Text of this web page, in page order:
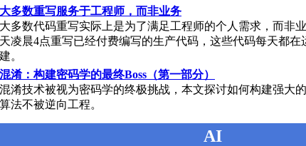
大多数重写服务于工程师，而非业务
大多数代码重写实际上是为了满足工程师的个人需求，而非
天凌晨4点重写已经付费编写的生产代码，这些代码每天都在
建。
混淆：构建密码学的最终Boss（第一部分）
混淆技术被视为密码学的终极挑战，本文探讨如何构建强大
算法不被逆向工程。
AI